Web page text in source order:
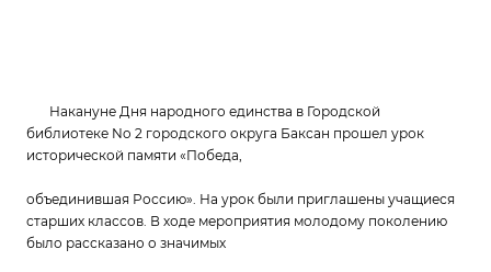
Накануне Дня народного единства в Городской
библиотеке No 2 городского округа Баксан прошел урок
исторической памяти «Победа,
объединившая Россию». На урок были приглашены учащиеся
старших классов. В ходе мероприятия молодому поколению
было рассказано о значимых